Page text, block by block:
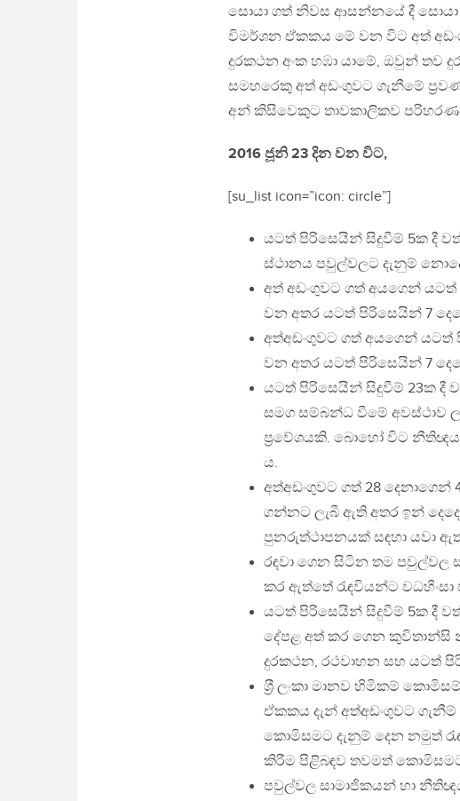
සොයා ගත් නිවස ආසන්නයේ දී සොයා
විමර්ශන ඒකකය මේ වන විට අත්
දුරකථන අංක හඹා යාමේ, ඔවුන් තව
සමහරෙකු අත් අඩංගුවට ගැනීමේ
අන් කිසිවෙකුට තාවකාලිකව
2016 ජූනි 23 දින වන විට,
[su_list icon=”icon: circle”]
යටත් පිරිසෙයින් සිදුවීම් 5ක දී
ස්ථානය පවුල්වලට දැනුම්
අත් අඩංගුවට ගත් අයගෙන්
වන අතර යටත් පිරිසෙයින් 7
අත්අඩංගුවට ගත් අයගෙන්
වන අතර යටත් පිරිසෙයින් 7
යටත් පිරිසෙයින් සිදුවීම් 23ක දී
සමග සම්බන්ධ වීමේ අවස්ථාව
ප‍්‍රවේශයකි. බොහෝ විට
ය.
අත්අඩංගුවට ගත් 28
ගන්නට ලැබී ඇති අතර ඉන්
පුනරුත්ථාපනයක් සඳහා යවා
රඳවා ගෙන සිටින තම පවුල්වල
කර ඇත්තේ රැඳවියන්ට
යටත් පිරිසෙයින් සිදුවීම් 5ක දී
දේපළ අත් කර ගෙන කුවිතාන්සි
දුරකථන, රථවාහන සහ යටත්
ශ‍්‍රී ලංකා මානව හිමිකම් කොමිසම්
ඒකකය දැන් අත්අඩංගුවට
කොමිසමට දැනුම් දෙන නමුත්
කිරීම පිළිබඳව තවමත්
පවුල්වල සාමාජිකයන් හා